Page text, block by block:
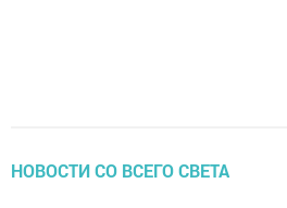
НОВОСТИ СО ВСЕГО СВЕТА